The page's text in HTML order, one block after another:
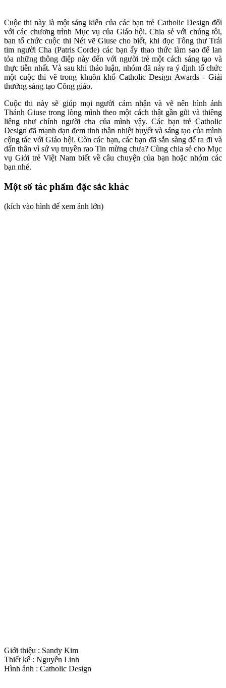
Cuộc thi này là một sáng kiến của các bạn trẻ Catholic Design đối
với các chương trình Mục vụ của Giáo hội. Chia sẻ với chúng tôi,
ban tổ chức cuộc thi Nét vẽ Giuse cho biết, khi đọc Tông thư Trái
tim người Cha (Patris Corde) các bạn ấy thao thức làm sao để lan
tỏa những thông điệp này đến với người trẻ một cách sáng tạo và
thực tiễn nhất. Và sau khi thảo luận, nhóm đã nảy ra ý định tổ chức
một cuộc thi vẽ trong khuôn khổ Catholic Design Awards - Giải
thưởng sáng tạo Công giáo.
Cuộc thi này sẽ giúp mọi người cảm nhận và vẽ nên hình ảnh
Thánh Giuse trong lòng mình theo một cách thật gần gũi và thiêng
liêng như chính người cha của mình vậy. Các bạn trẻ Catholic
Design đã mạnh dạn đem tinh thần nhiệt huyết và sáng tạo của mình
cộng tác với Giáo hội. Còn các bạn, các bạn đã sẵn sàng để ra đi và
dấn thân vì sứ vụ truyền rao Tin mừng chưa? Cùng chia sẻ cho Mục
vụ Giới trẻ Việt Nam biết về câu chuyện của bạn hoặc nhóm các
bạn nhé.
Một số tác phẩm đặc sắc khác
(kích vào hình để xem ảnh lớn)
Giới thiệu : Sandy Kim
Thiết kế : Nguyễn Linh
Hình ảnh : Catholic Design